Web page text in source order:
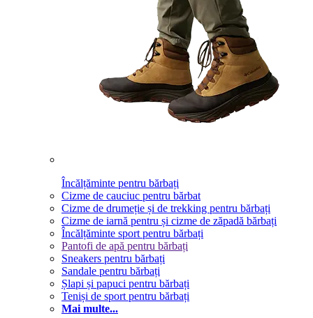
Încălțăminte pentru bărbați
Cizme de cauciuc pentru bărbat
Cizme de drumeție și de trekking pentru bărbați
Cizme de iarnă pentru și cizme de zăpadă bărbați
Încălțăminte sport pentru bărbați
Pantofi de apă pentru bărbați
Sneakers pentru bărbați
Sandale pentru bărbați
Șlapi și papuci pentru bărbați
Teniși de sport pentru bărbați
Mai multe...